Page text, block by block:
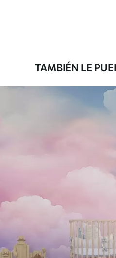
Vinilo Premium
43816.6726290.00$/m²
TAMBIÉN LE